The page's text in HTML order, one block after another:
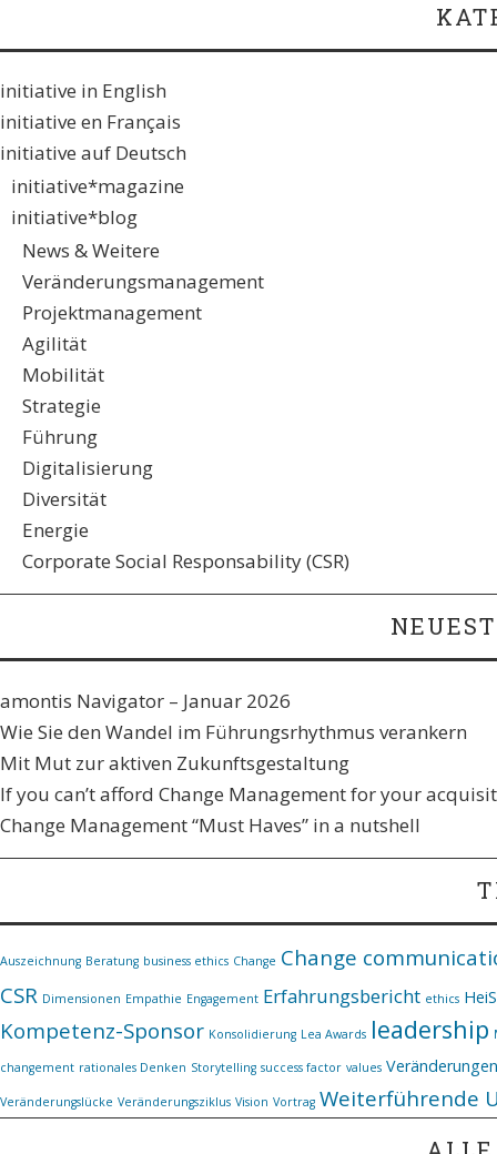
initiative in English
initiative en Français
initiative auf Deutsch
initiative*magazine
initiative*blog
News & Weitere
Veränderungsmanagement
Projektmanagement
Agilität
Mobilität
Strategie
Führung
Digitalisierung
Diversität
Energie
Corporate Social Responsability (CSR)
amontis Navigator – Januar 2026
Wie Sie den Wandel im Führungsrhythmus verankern​
Mit Mut zur aktiven Zukunftsgestaltung
If you can’t afford Change Management for your
Change Management “Must Haves” in a nutshell
Auszeichnung Beratung business ethics Change Change
CSR Dimensionen Empathie Engagement Erfahrungsbericht ethics
Kompetenz-Sponsor Konsolidierung Lea Awards leadership
changement rationales Denken Storytelling success factor values Veränderungen
Veränderungslücke Veränderungsziklus Vision Vortrag Weiterführende